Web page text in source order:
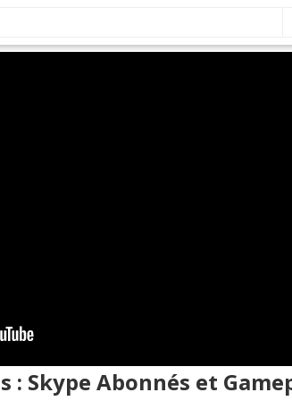
: Skype Abonnés et